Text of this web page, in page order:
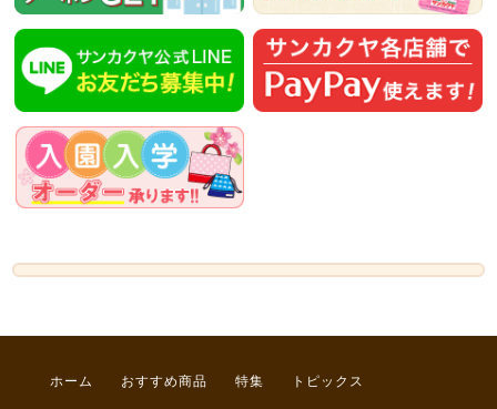
ホーム おすすめ商品 特集 トピックス